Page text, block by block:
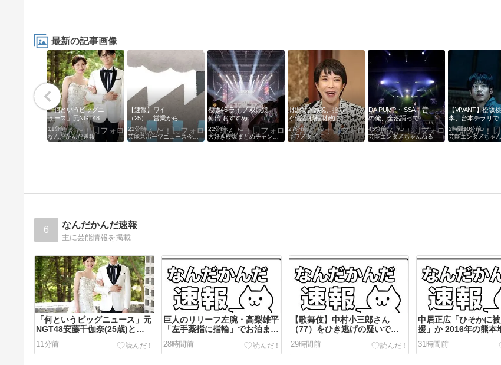
最新の記事画像
「何というビッグニ
ュース」元NGT48安
藤千伽奈(25歳)と登
録者83万人YouTuber
くらっし社長(35歳)
11分前
なんだかんだ速報
【速報】ワイ
（25）、営業から工
場のラインへ異動し
た結果・・・・・・
22分前
芸能スポーツニュース今日速2ch
櫻坂46 ライブ 双眼鏡
何倍 おすすめ
22分前
大好き櫻坂まとめチャンネル
財源なき減税、揺ら
ぐ信認 積極財政に
「日本売り」危機 高
市政権「悲願」に固
執
27分前
キワメタイ
DA PUMP・ISSA「昔
の俺、全然踊ってな
かった(笑)」 30周年
に向けたメモリアル
ツアーが開幕 4人時
45分前
芸能エンタメちゃんねる
【VIVANT】松坂桃
李、台本チラリで
ットざわつく「え?
さかの…」「黒須
んも?」
2時間10分前
芸能エンタメちゃ
6 なんだかんだ速報
主に芸能情報を掲載
「何というビッグニュース」元
NGT48安藤千伽奈(25歳)と登
録者83万人YouTuberくらっし
社長(35歳)が結婚
11分前
巨人のリリーフ左腕・高梨雄平
「左手薬指に指輪」でお泊まり
不倫愛
28時間前
【歌舞伎】中村小三郎さん
（77）をひき逃げの疑いで書
類送検 新宿区の路上で歩行者
の20代女性をはねてけがをさ
せたうえ、そのまま逃走か
29時間前
中居正広「ひそかに
援」か 2016年の熊本
には現地で炊き出し
本人志の闘病に心を
に連絡も
31時間前